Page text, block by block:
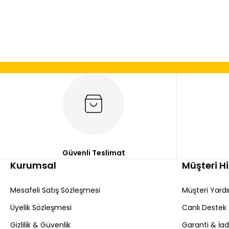
Ürün bilgilerinde hatalar bulunuyor.
Bu ürüne benzer farklı alternatifler olmalı.
Güvenli Teslimat
Kurumsal
Mesafeli Satış Sözleşmesi
Üyelik Sözleşmesi
Gizlilik & Güvenlik
Müşteri
Müşteri
Canlı Destek
Garanti &